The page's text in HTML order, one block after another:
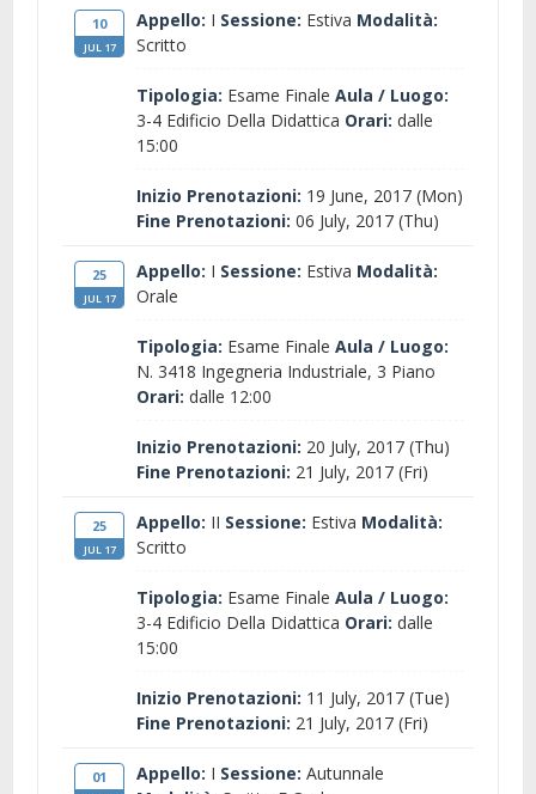
10
JUL 17
Appello: I Sessione: Estiva Modalità:
Scritto
Tipologia: Esame Finale Aula / Luogo:
3-4 Edificio Della Didattica Orari: dalle
15:00
Inizio Prenotazioni: 19 June, 2017 (Mon)
Fine Prenotazioni: 06 July, 2017 (Thu)
25
JUL 17
Appello: I Sessione: Estiva Modalità:
Orale
Tipologia: Esame Finale Aula / Luogo:
N. 3418 Ingegneria Industriale, 3 Piano
Orari: dalle 12:00
Inizio Prenotazioni: 20 July, 2017 (Thu)
Fine Prenotazioni: 21 July, 2017 (Fri)
25
JUL 17
Appello: II Sessione: Estiva Modalità:
Scritto
Tipologia: Esame Finale Aula / Luogo:
3-4 Edificio Della Didattica Orari: dalle
15:00
Inizio Prenotazioni: 11 July, 2017 (Tue)
Fine Prenotazioni: 21 July, 2017 (Fri)
01 Appello: I Sessione: Autunnale